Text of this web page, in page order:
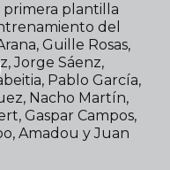
primera plantilla
del
Guille Rosas,
Jorge Sáenz,
Pablo García,
Nacho Martín,
Gaspar Campos,
Amadou y Juan